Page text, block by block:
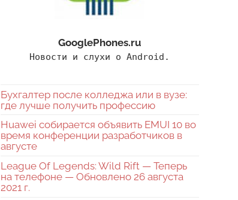
GooglePhones.ru
Новости и слухи о Android.
Бухгалтер после колледжа или в вузе:
где лучше получить профессию
Huawei собирается объявить EMUI 10 во
время конференции разработчиков в
августе
League Of Legends: Wild Rift — Теперь
на телефоне — Обновлено 26 августа
2021 г.